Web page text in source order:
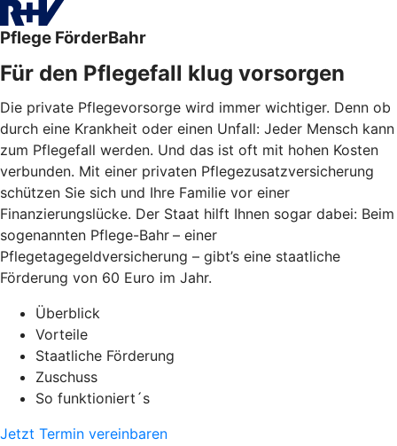
Pflege FörderBahr
Für den Pflegefall klug vorsorgen
Die private Pflegevorsorge wird immer wichtiger. Denn ob
durch eine Krankheit oder einen Unfall: Jeder Mensch kann
zum Pflegefall werden. Und das ist oft mit hohen Kosten
verbunden. Mit einer privaten Pflegezusatzversicherung
schützen Sie sich und Ihre Familie vor einer
Finanzierungslücke. Der Staat hilft Ihnen sogar dabei: Beim
sogenannten Pflege-Bahr – einer
Pflegetagegeldversicherung – gibt’s eine staatliche
Förderung von 60 Euro im Jahr.
Überblick
Vorteile
Staatliche Förderung
Zuschuss
So funktioniert´s
Jetzt Termin vereinbaren